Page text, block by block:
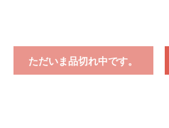
ただいま品切れ中です。